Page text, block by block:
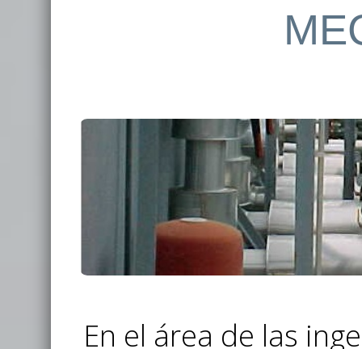
En el área de las